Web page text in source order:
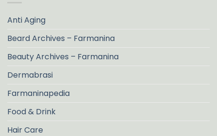
Anti Aging
Beard Archives – Farmanina
Beauty Archives – Farmanina
Dermabrasi
Farmaninapedia
Food & Drink
Hair Care